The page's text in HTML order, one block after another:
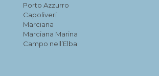
Porto Azzurro
Capoliveri
Marciana
Marciana Marina
Campo nell’Elba